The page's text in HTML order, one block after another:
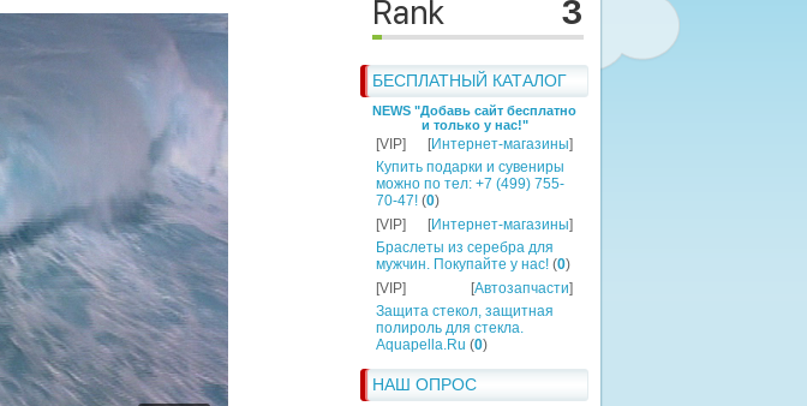
БЕСПЛАТНЫЙ КАТАЛОГ
NEWS "Добавь сайт бесплатно
и только у нас!"
[VIP] [Интернет-магазины]
Купить подарки и сувениры
можно по тел: +7 (499) 755-
70-47! (0)
[VIP]
[Интернет-магазины]
Браслеты из серебра для
мужчин. Покупайте у нас! (0)
[VIP]
[Автозапчасти]
Защита стекол, защитная
полироль для стекла.
Aquapella.Ru (0)
НАШ ОПРОС